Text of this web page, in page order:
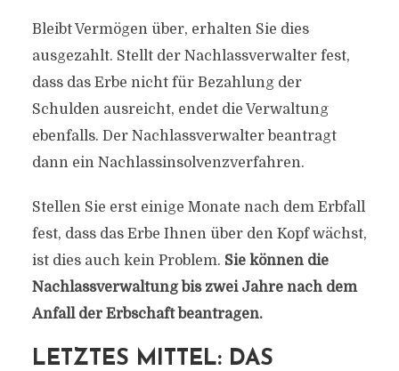
Bleibt Vermögen über, erhalten Sie dies
ausgezahlt. Stellt der Nachlassverwalter fest,
dass das Erbe nicht für Bezahlung der
Schulden ausreicht, endet die Verwaltung
ebenfalls. Der Nachlassverwalter beantragt
dann ein Nachlassinsolvenzverfahren.
Stellen Sie erst einige Monate nach dem Erbfall
fest, dass das Erbe Ihnen über den Kopf wächst,
ist dies auch kein Problem. Sie können die
Nachlassverwaltung bis zwei Jahre nach dem
Anfall der Erbschaft beantragen.
LETZTES MITTEL: DAS